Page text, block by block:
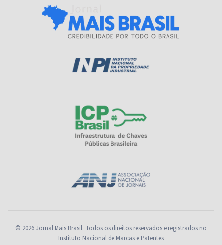
© 2026 Jornal Mais Brasil. Todos os direitos reservados e registrados no
Instituto Nacional de Marcas e Patentes